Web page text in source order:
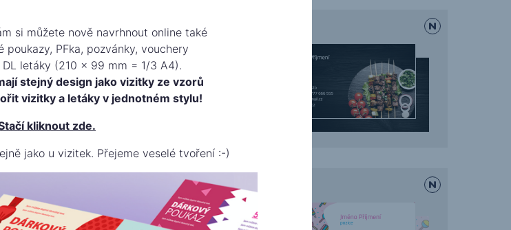
Sushi
si můžete nově navrhnout online také
poukazy, PFka, pozvánky, vouchery
letáky (210 x 99 mm = 1/3 A4).
stejný design jako vizitky ze vzorů
vizitky a letáky v jednotném stylu!
kliknout zde.
jako u vizitek. Přejeme veselé tvoření :-)